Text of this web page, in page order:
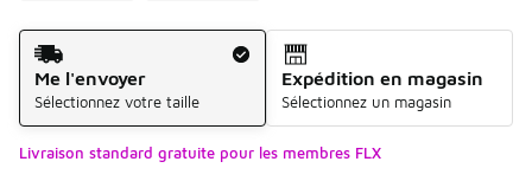
Mode d'expédition
Me l'envoyer
Sélectionnez votre taille
Expédition en magasin
Sélectionnez un magasin
Livraison standard gratuite pour les membres FLX